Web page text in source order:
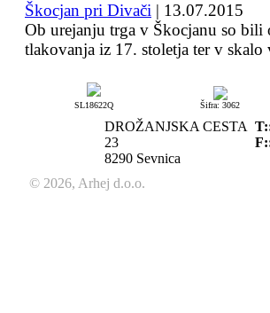
Škocjan pri Divači | 13.07.2015
Ob urejanju trga v Škocjanu so bili
tlakovanja iz 17. stoletja ter v skalo
SL18622Q Šifra: 3062
DROŽANJSKA CESTA
23
8290 Sevnica
© 2026, Arhej d.o.o.